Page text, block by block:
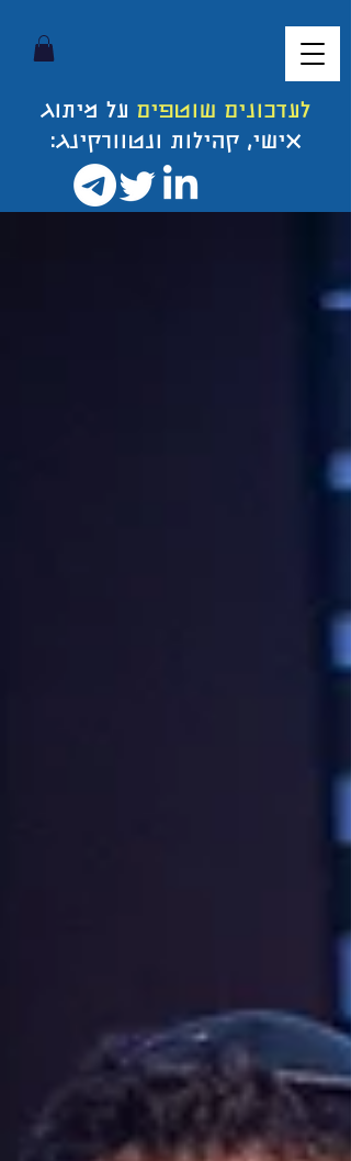
לעדכונים שוטפים על מיתוג
אישי, קהילות ונטוורקינג: